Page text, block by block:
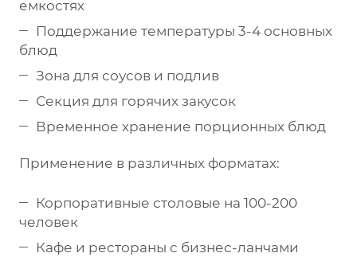
емкостях
Поддержание температуры 3-4 основных
блюд
Зона для соусов и подлив
Секция для горячих закусок
Временное хранение порционных блюд
Применение в различных форматах:
Корпоративные столовые на 100-200
человек
Кафе и рестораны с бизнес-ланчами